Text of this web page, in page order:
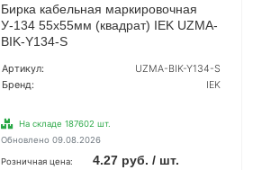
Бирка кабельная маркировочная
У-134 55х55мм (квадрат) IEK UZMA-
BIK-Y134-S
Артикул:
UZMA-BIK-Y134-S
Бренд:
IEK
На складе 187602 шт.
Обновлено 09.08.2026
Розничная цена: 4.27 руб. / шт.